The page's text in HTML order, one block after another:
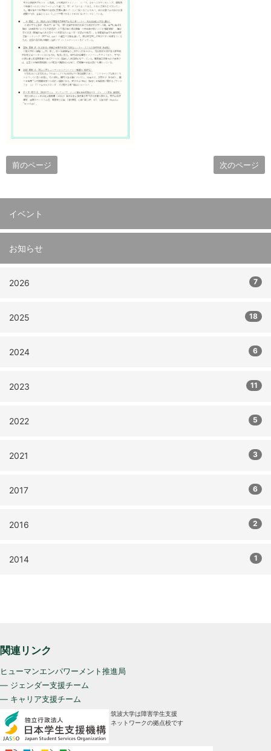
前のページ 次のページ
イベント
お知らせ
2026 7
2025 18
2024 6
2023 11
2022 5
2021 3
2017 6
2016 2
2014 1
関連リンク
ヒューマンエンパワーメント推進局
— ジェンダー支援チーム
— キャリア支援チーム
筑波大学は障害学生支援
ネットワークの拠点校です